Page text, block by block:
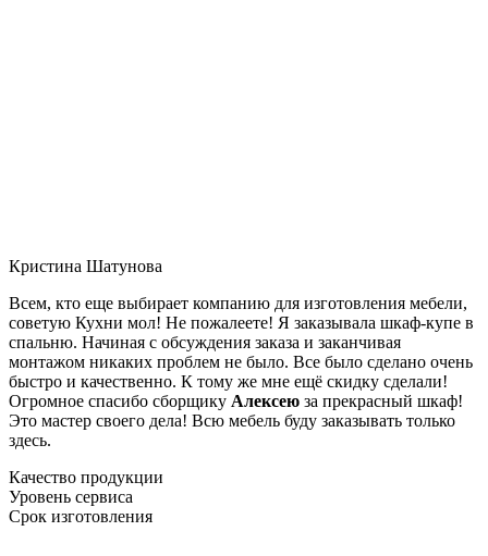
Кристина Шатунова
Всем, кто еще выбирает компанию для изготовления мебели,
советую Кухни мол! Не пожалеете! Я заказывала шкаф-купе в
спальню. Начиная с обсуждения заказа и заканчивая
монтажом никаких проблем не было. Все было сделано очень
быстро и качественно. К тому же мне ещё скидку сделали!
Огромное спасибо сборщику Алексею за прекрасный шкаф!
Это мастер своего дела! Всю мебель буду заказывать только
здесь.
Качество продукции
Уровень сервиса
Срок изготовления